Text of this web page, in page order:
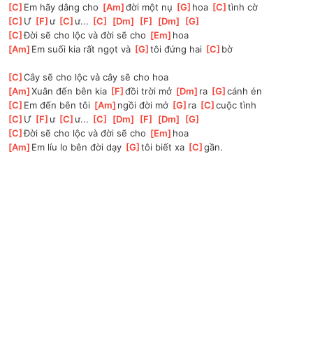
[C ]Em hãy dâng cho [Am ]
đời một nụ [G ]hoa [C ]tình cờ
[C ]Ư [F ]ư [C ]ư... [C [Dm [F [Dm [G
[C ]
Đời sẽ cho lộc và đời sẽ cho [Em ]hoa
[Am ]Em suối kia rất ngọt và [G ]tôi đứng hai [C ]bờ
[C ]
Cây sẽ cho lộc và cây sẽ cho hoa
[Am ]
Xuân đến bên kia [F ]
đồi trời mở [Dm ]ra [G ]
cánh én
[C ]Em đến bên tôi [Am ]ngồi đời mở [G ]ra [C ]
cuộc tình
[C ]Ư [F ]ư [C ]ư... [C [Dm [F [Dm [G
[C ]
Đời sẽ cho lộc và đời sẽ cho [Em ]hoa
[Am ]Em líu lo bên đời dạy [G ]tôi biết xa [C ]
gần.